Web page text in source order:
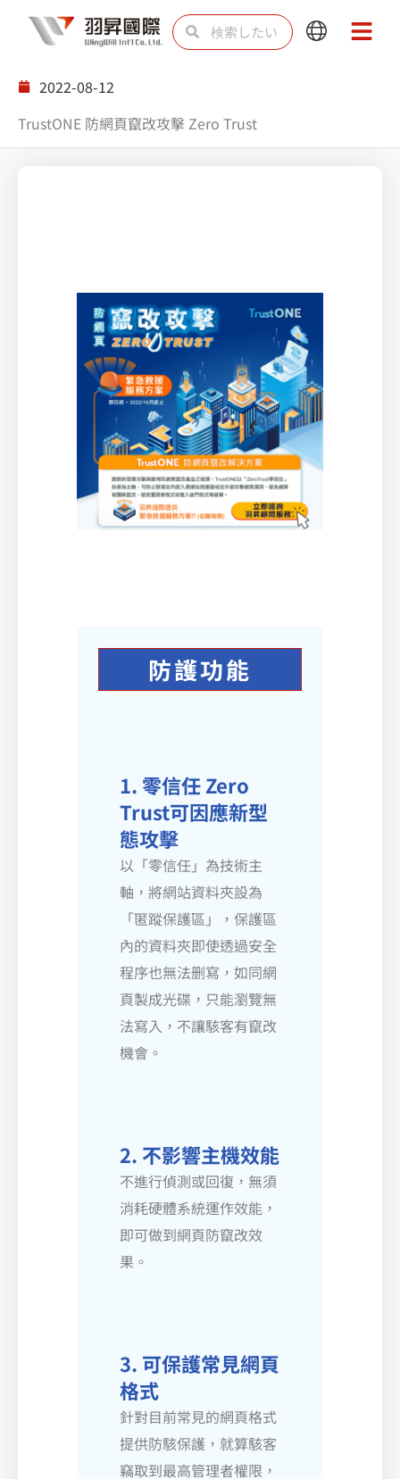
検
索 索
Main
Main
2022-08-12
TrustONE 防網頁竄改攻擊 Zero Trust
防護功能
1. 零信任 Zero
Trust可因應新型
態攻擊
以「零信任」為技術主
軸，將網站資料夾設為
「匿蹤保護區」，保護區
內的資料夾即使透過安全
程序也無法删寫，如同網
頁製成光碟，只能瀏覽無
法寫入，不讓駭客有竄改
機會。
2. 不影響主機效能
不進行偵測或回復，無須
消耗硬體系統運作效能，
即可做到網頁防竄改效
果。
3. 可保護常見網頁
格式
針對目前常見的網頁格式
提供防駭保護，就算駭客
竊取到最高管理者權限，